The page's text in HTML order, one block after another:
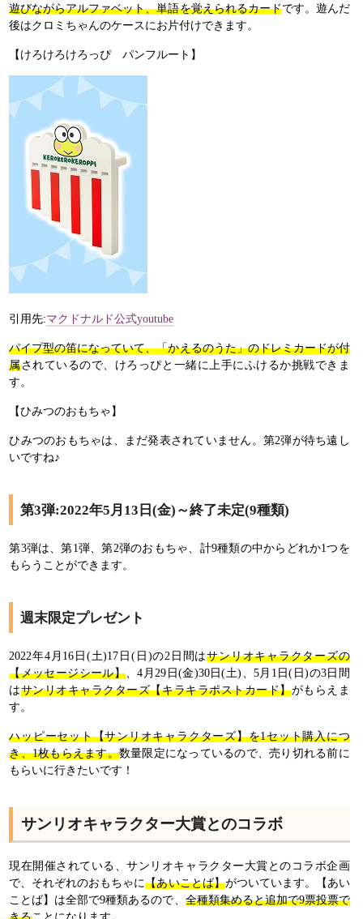
遊びながらアルファベット、単語を覚えられるカードです。遊んだ
後はクロミちゃんのケースにお片付けできます。
【けろけろけろっぴ パンフルート】
引用先:マクドナルド公式youtube
パイプ型の笛になっていて、「かえるのうた」のドレミカードが付
属されているので、けろっぴと一緒に上手にふけるか挑戦できま
す。
【ひみつのおもちゃ】
ひみつのおもちゃは、まだ発表されていません。第2弾が待ち遠し
いですね♪
第3弾:2022年5月13日(金)～終了未定(9種類)
第3弾は、第1弾、第2弾のおもちゃ、計9種類の中からどれか1つを
もらうことができます。
週末限定プレゼント
2022年4月16日(土)17日(日)の2日間はサンリオキャラクターズの
【メッセージシール】、4月29日(金)30日(土)、5月1日(日)の3日間
はサンリオキャラクターズ【キラキラポストカード】がもらえま
す。
ハッピーセット【サンリオキャラクターズ】を1セット購入につ
き、1枚もらえます。数量限定になっているので、売り切れる前に
もらいに行きたいです！
サンリオキャラクター大賞とのコラボ
現在開催されている、サンリオキャラクター大賞とのコラボ企画
で、それぞれのおもちゃに【あいことば】がついています。【あい
ことば】は全部で9種類あるので、 全種類集めると追加で9票投票で